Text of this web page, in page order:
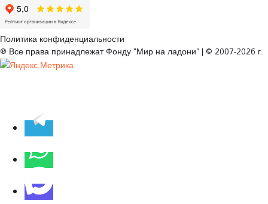
Политика конфиденциальности
® Все права принадлежат Фонду "Мир на ладони" | © 2007-2026 г.